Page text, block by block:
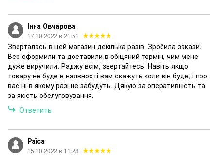
Інна Овчарова
17.10.2022 в 21:51
Зверталась в цей магазин декілька разів. Зробила закази.
Все оформили та доставили в обіцяний термін, чим мене
дуже виручили. Раджу всім, звертайтесь! Навіть якщо
товару не буде в наявності вам скажуть коли він буде, і про
вас ні в якому разі не забудуть. Дякую за оперативність та
за якість обслуговування.
Ответить
Раїса
15.10.2022 в 11:28